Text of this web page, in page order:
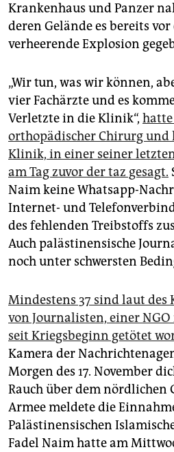
Krankenhaus und Panzer
deren Gelände es bereits
verheerende Explosion
„Wir tun, was wir können,
vier Fachärzte und es
Verletzte in die Klinik“, hatte
orthopädischer Chirurg
Klinik, in einer seiner
am Tag zuvor der taz gesagt.
Naim keine Whatsapp-
Internet- und
des fehlenden Treibstoffs
Auch palästinensische
noch unter schwersten
Mindestens 37 sind laut des
von Journalisten, einer
seit Kriegsbeginn getötet
Kamera der
Morgen des 17. November
Rauch über dem nördlichen
Armee meldete die
Palästinensischen
Fadel Naim hatte am